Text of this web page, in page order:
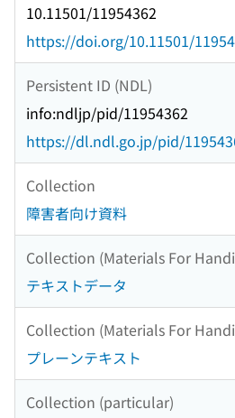
10.11501/11954362
https://doi.org/10.11501/
Persistent ID (NDL)
info:ndljp/pid/11954362
https://dl.ndl.go.jp/pid/
Collection
障害者向け資料
Collection (Materials For
テキストデータ
Collection (Materials For
プレーンテキスト
Collection (particular)